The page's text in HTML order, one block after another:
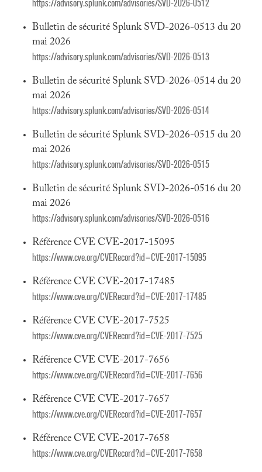
https://advisory.splunk.com/advisories/SVD-2026-0512
Bulletin de sécurité Splunk SVD-2026-0513 du 20
mai 2026
https://advisory.splunk.com/advisories/SVD-2026-0513
Bulletin de sécurité Splunk SVD-2026-0514 du 20
mai 2026
https://advisory.splunk.com/advisories/SVD-2026-0514
Bulletin de sécurité Splunk SVD-2026-0515 du 20
mai 2026
https://advisory.splunk.com/advisories/SVD-2026-0515
Bulletin de sécurité Splunk SVD-2026-0516 du 20
mai 2026
https://advisory.splunk.com/advisories/SVD-2026-0516
Référence CVE CVE-2017-15095
https://www.cve.org/CVERecord?id=CVE-2017-15095
Référence CVE CVE-2017-17485
https://www.cve.org/CVERecord?id=CVE-2017-17485
Référence CVE CVE-2017-7525
https://www.cve.org/CVERecord?id=CVE-2017-7525
Référence CVE CVE-2017-7656
https://www.cve.org/CVERecord?id=CVE-2017-7656
Référence CVE CVE-2017-7657
https://www.cve.org/CVERecord?id=CVE-2017-7657
Référence CVE CVE-2017-7658
https://www.cve.org/CVERecord?id=CVE-2017-7658